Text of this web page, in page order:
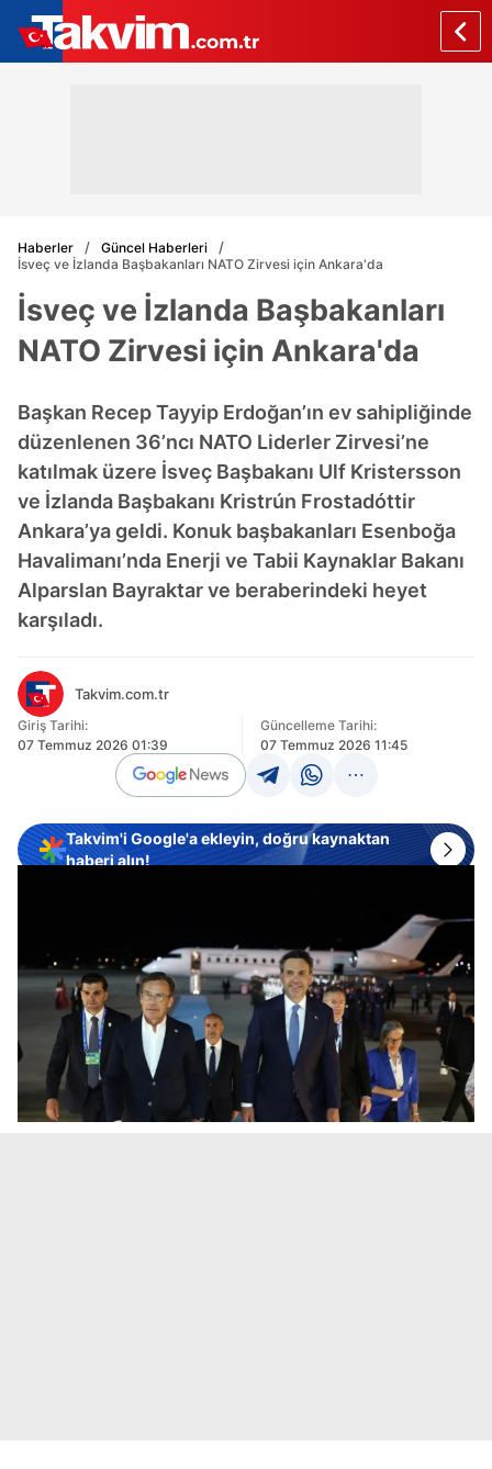
Haberler
Güncel Haberleri
İsveç ve İzlanda Başbakanları NATO Zirvesi için Ankara'da
İsveç ve İzlanda Başbakanları
NATO Zirvesi için Ankara'da
Başkan Recep Tayyip Erdoğan’ın ev sahipliğinde
düzenlenen 36’ncı NATO Liderler Zirvesi’ne
katılmak üzere İsveç Başbakanı Ulf Kristersson
ve İzlanda Başbakanı Kristrún Frostadóttir
Ankara’ya geldi. Konuk başbakanları Esenboğa
Havalimanı’nda Enerji ve Tabii Kaynaklar Bakanı
Alparslan Bayraktar ve beraberindeki heyet
karşıladı.
Takvim.com.tr
Giriş Tarihi:
07 Temmuz 2026 01:39
Güncelleme Tarihi:
07 Temmuz 2026 11:45
Takvim'i Google'a ekleyin, doğru kaynaktan
haberi alın!